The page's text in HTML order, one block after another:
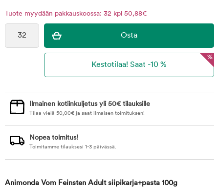
Tuote myydään pakkauskoossa: 32 kpl 50,88€
%
Ilmainen kotiinkuljetus yli 50€ tilauksille
Tilaa vielä 50,00€ ja saat ilmaisen toimituksen!
Nopea toimitus!
Toimitamme tilauksesi 1-3 päivässä.
Animonda Vom Feinsten Adult siipikarja+pasta 100g